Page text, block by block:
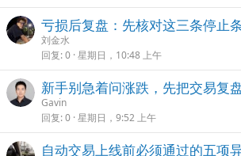
亏损后复盘：先核对这三条停止
刘金水
回复 0 星期日，10:48 上午
新手别急着问涨跌，先把交易复
Gavin
回复 0 星期日，9:52 上午
自动交易上线前必须通过的五项